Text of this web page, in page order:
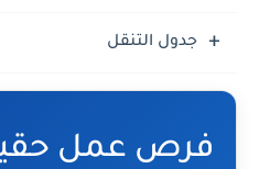
جدول التنقل
فرص عمل